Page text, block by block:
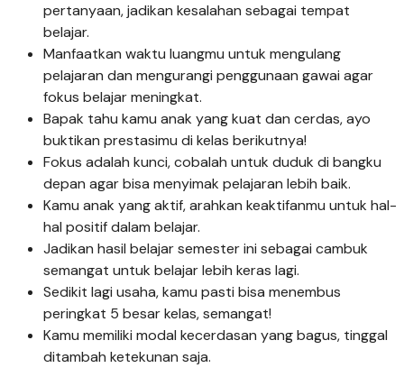
pertanyaan, jadikan kesalahan sebagai tempat
belajar.
Manfaatkan waktu luangmu untuk mengulang
pelajaran dan mengurangi penggunaan gawai agar
fokus belajar meningkat.
Bapak tahu kamu anak yang kuat dan cerdas, ayo
buktikan prestasimu di kelas berikutnya!
Fokus adalah kunci, cobalah untuk duduk di bangku
depan agar bisa menyimak pelajaran lebih baik.
Kamu anak yang aktif, arahkan keaktifanmu untuk hal-
hal positif dalam belajar.
Jadikan hasil belajar semester ini sebagai cambuk
semangat untuk belajar lebih keras lagi.
Sedikit lagi usaha, kamu pasti bisa menembus
peringkat 5 besar kelas, semangat!
Kamu memiliki modal kecerdasan yang bagus, tinggal
ditambah ketekunan saja.